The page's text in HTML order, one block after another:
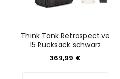
Think Tank Retrospective
15 Rucksack schwarz
369,99 €